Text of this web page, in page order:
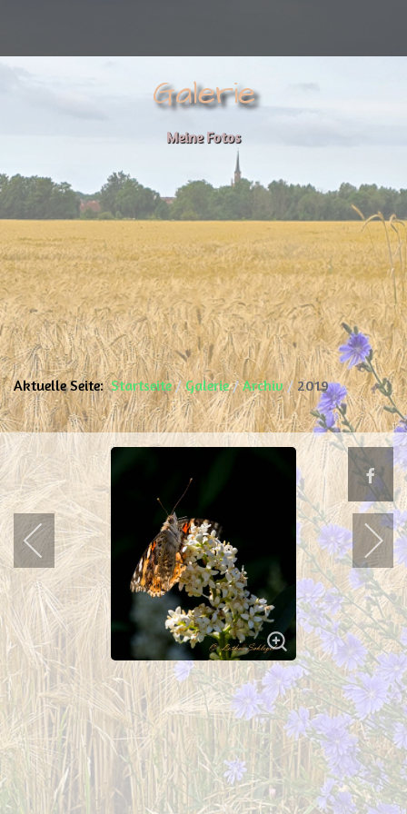
Galerie
Meine Fotos
Aktuelle Seite:Startseite Galerie Archiv 2019